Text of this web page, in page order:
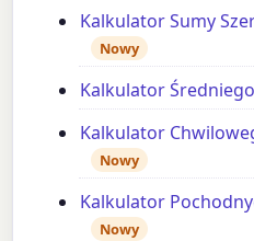
Kalkulator Sumy
Nowy
Kalkulator
Kalkulator
Nowy
Kalkulator
Nowy